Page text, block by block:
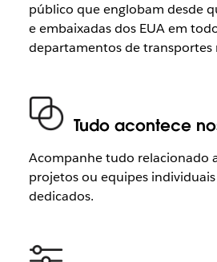
público que englobam desde
e embaixadas dos EUA em
departamentos de transportes
Tudo acontece
Acompanhe tudo relacionado
projetos ou equipes
dedicados.